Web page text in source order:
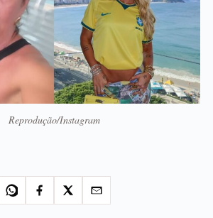
Reprodução/Instagram